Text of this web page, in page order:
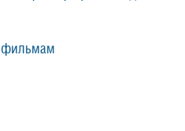
фильмам